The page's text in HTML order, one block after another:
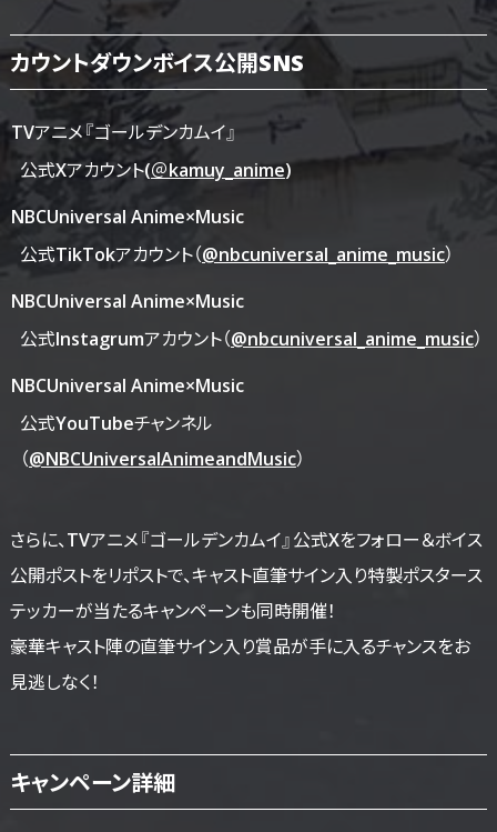
カウントダウンボイス公開SNS
TVアニメ『ゴールデンカムイ』
公式Xアカウント(＠kamuy_anime)
NBCUniversal Anime×Music
公式TikTokアカウント（@nbcuniversal_anime_music）
NBCUniversal Anime×Music
公式Instagrumアカウント（@nbcuniversal_anime_music）
NBCUniversal Anime×Music
公式YouTubeチャンネル
（@NBCUniversalAnimeandMusic）
さらに、TVアニメ『ゴールデンカムイ』公式Xをフォロー＆ボイス
公開ポストをリポストで、キャスト直筆サイン入り特製ポスタース
テッカーが当たるキャンペーンも同時開催！
豪華キャスト陣の直筆サイン入り賞品が手に入るチャンスをお
見逃しなく！
キャンペーン詳細